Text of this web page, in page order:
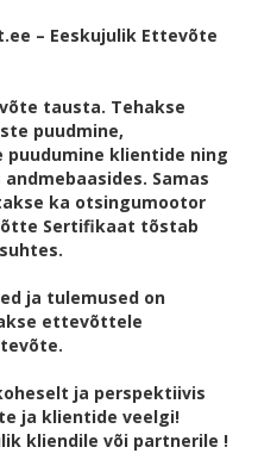
– Eeskujulik Ettevõte
tausta. Tehakse
puudmine,
puudumine klientide ning
Samas
ka otsingumootor
Sertifikaat tõstab
ja tulemused on
ettevõttele
ja perspektiivis
ja klientide veelgi!
kliendile või partnerile !